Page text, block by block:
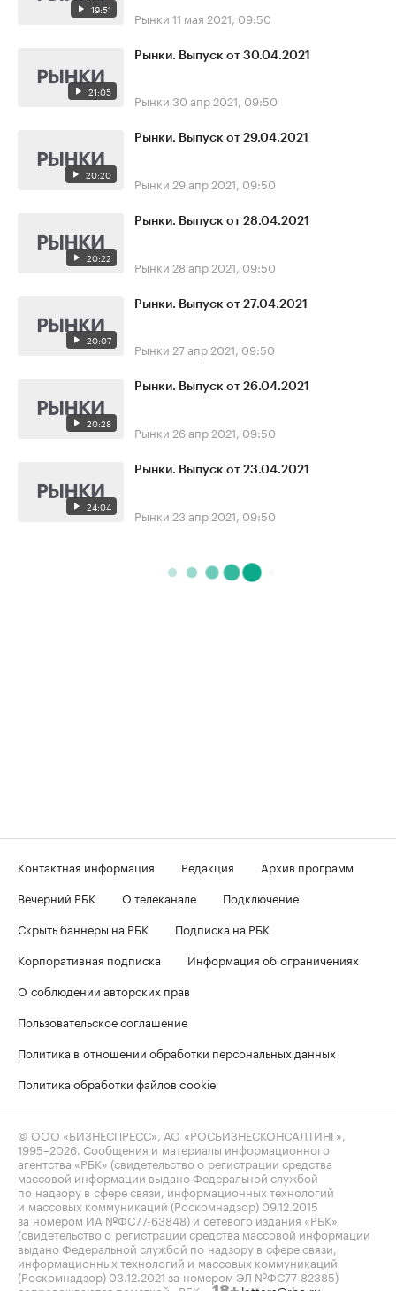
19:51 Рынки 11 мая 2021, 09:50
21:05
Рынки. Выпуск от 30.04.2021
Рынки 30 апр 2021, 09:50
20:20
Рынки. Выпуск от 29.04.2021
Рынки 29 апр 2021, 09:50
20:22
Рынки. Выпуск от 28.04.2021
Рынки 28 апр 2021, 09:50
20:07
Рынки. Выпуск от 27.04.2021
Рынки 27 апр 2021, 09:50
20:28
Рынки. Выпуск от 26.04.2021
Рынки 26 апр 2021, 09:50
24:04
Рынки. Выпуск от 23.04.2021
Рынки 23 апр 2021, 09:50
Контактная информация Редакция
Архив программ
Вечерний РБК
О телеканале
Подключение
Скрыть баннеры на РБК
Подписка на РБК
Корпоративная подписка
Информация об ограничениях
О соблюдении авторских прав
Пользовательское соглашение
Политика в отношении обработки персональных данных
Политика обработки файлов cookie
© ООО «БИЗНЕСПРЕСС», АО «РОСБИЗНЕСКОНСАЛТИНГ»,
1995–2026 . Сообщения и материалы информационного
агентства «РБК» (свидетельство о регистрации средства
массовой информации выдано Федеральной службой
по надзору в сфере связи, информационных технологий
и массовых коммуникаций (Роскомнадзор) 09.12.2015
за номером ИА №ФС77-63848) и сетевого издания «РБК»
(свидетельство о регистрации средства массовой информации
выдано Федеральной службой по надзору в сфере связи,
информационных технологий и массовых коммуникаций
(Роскомнадзор) 03.12.2021 за номером ЭЛ №ФС77-82385)